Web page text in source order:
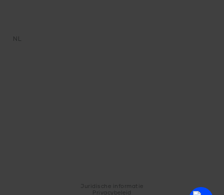
NL
Juridische informatie
Privacybeleid